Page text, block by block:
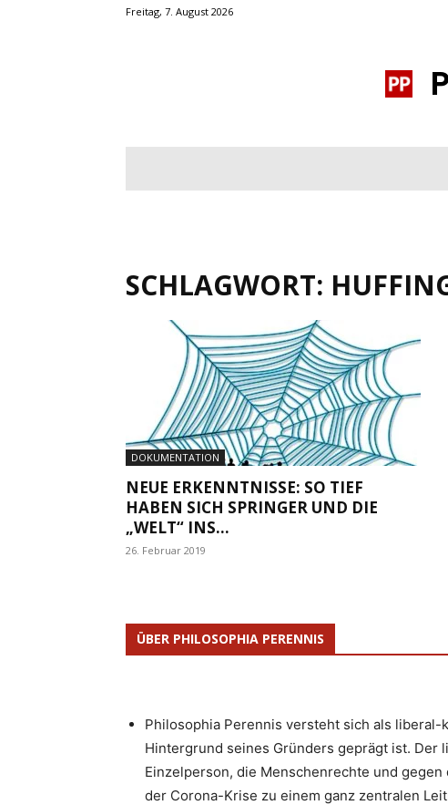
Freitag, 7. August 2026
SCHLAGWORT:
DOKUMENTATION
NEUE ERKENNTNISSE: SO TIEF
HABEN SICH SPRINGER UND DIE
„WELT“ INS...
26. Februar 2019
ÜBER PHILOSOPHIA PERENNIS
Philosophia Perennis versteht sich als
Hintergrund seines Gründers geprägt ist. Der
Einzelperson, die Menschenrechte und
der Corona-Krise zu einem ganz zentralen